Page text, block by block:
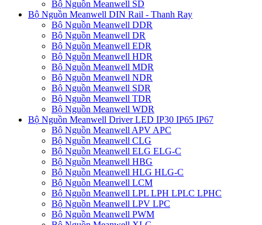
Bộ Nguồn Meanwell SD
Bộ Nguồn Meanwell DIN Rail - Thanh Ray
Bộ Nguồn Meanwell DDR
Bộ Nguồn Meanwell DR
Bộ Nguồn Meanwell EDR
Bộ Nguồn Meanwell HDR
Bộ Nguồn Meanwell MDR
Bộ Nguồn Meanwell NDR
Bộ Nguồn Meanwell SDR
Bộ Nguồn Meanwell TDR
Bộ Nguồn Meanwell WDR
Bộ Nguồn Meanwell Driver LED IP30 IP65 IP67
Bộ Nguồn Meanwell APV APC
Bộ Nguồn Meanwell CLG
Bộ Nguồn Meanwell ELG ELG-C
Bộ Nguồn Meanwell HBG
Bộ Nguồn Meanwell HLG HLG-C
Bộ Nguồn Meanwell LCM
Bộ Nguồn Meanwell LPL LPH LPLC LPHC
Bộ Nguồn Meanwell LPV LPC
Bộ Nguồn Meanwell PWM